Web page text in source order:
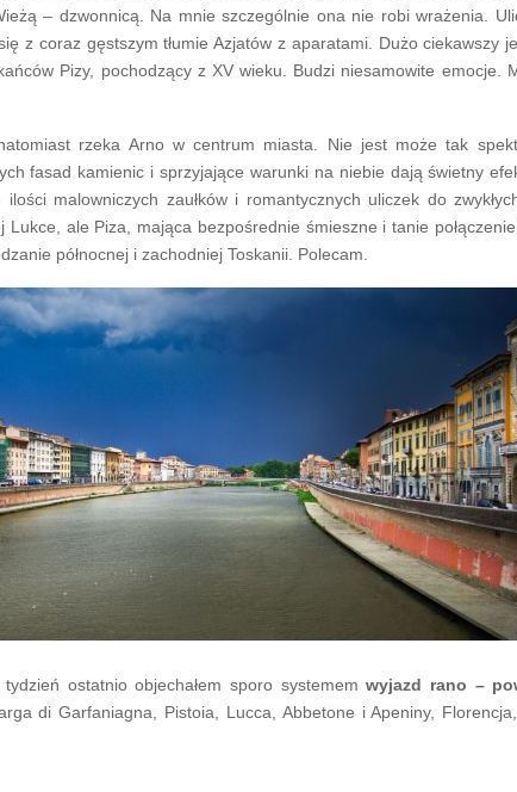
– dzwonnicą. Na mnie szczególnie ona nie robi wrażenia.
z coraz gęstszym tłumie Azjatów z aparatami. Dużo ciekawszy
Pizy, pochodzący z XV wieku. Budzi niesamowite emocje.
rzeka Arno w centrum miasta. Nie jest może tak
fasad kamienic i sprzyjające warunki na niebie dają świetny
malowniczych zaułków i romantycznych uliczek do
Lukce, ale Piza, mająca bezpośrednie śmieszne i tanie
północnej i zachodniej Toskanii. Polecam.
ostatnio objechałem sporo systememwyjazd rano –
di Garfaniagna, Pistoia, Lucca, Abbetone i Apeniny,